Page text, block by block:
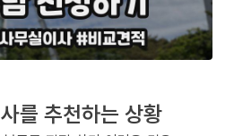
를 추천하는 상황